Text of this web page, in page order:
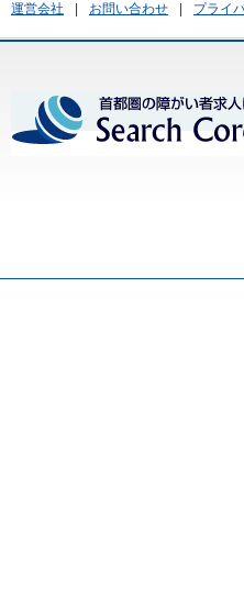
運営会社 お問い合わせ プライ